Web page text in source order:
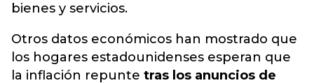
bienes y servicios.
Otros datos económicos han mostrado que
los hogares estadounidenses esperan que
la inflación repunte tras los anuncios de